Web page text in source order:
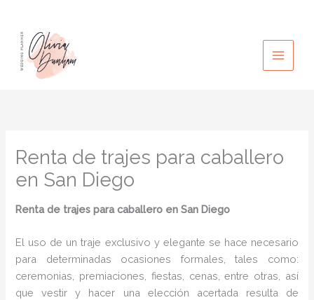
contenido
Renta de trajes para caballero
en San Diego
Renta de trajes para caballero en San Diego
El uso de un traje exclusivo y elegante se hace necesario
para determinadas ocasiones formales, tales como:
ceremonias, premiaciones, fiestas, cenas, entre otras, así
que vestir y hacer una elección acertada resulta de